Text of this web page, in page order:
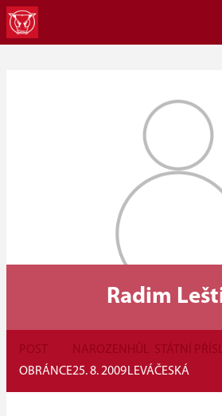
Radim
POST
OBRÁNCE
NAROZEN
25. 8. 2009
HŮL
LEVÁ
STÁTNÍ
ČESKÁ